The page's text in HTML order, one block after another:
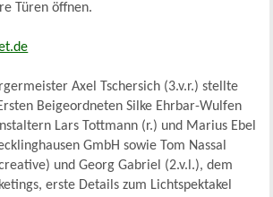
Türen öffnen.
Axel Tschersich (3.v.r.) stellte
Beigeordneten Silke Ehrbar-Wulfen
Lars Tottmann (r.) und Marius Ebel
GmbH sowie Tom Nassal
und Georg Gabriel (2.v.l.), dem
erste Details zum Lichtspektakel